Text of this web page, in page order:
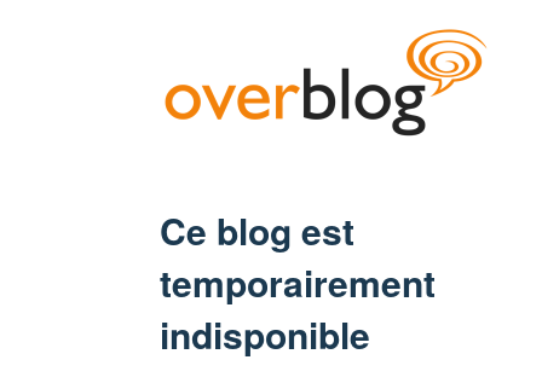
Ce blog est
temporairement
indisponible